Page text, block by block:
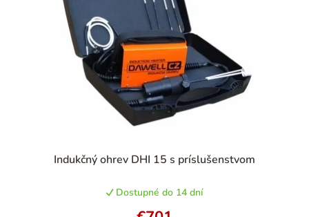
Indukčný ohrev DHI 15 s príslušenstvom
hodnotenie
je
5,0
Dostupné do 14 dní